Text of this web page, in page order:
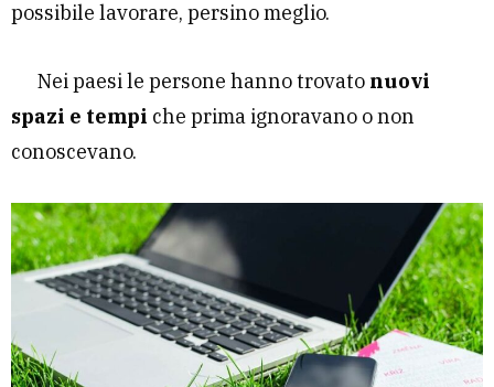
possibile lavorare, persino meglio.
Nei paesi le persone hanno trovato nuovi
spazi e tempi che prima ignoravano o non
conoscevano.